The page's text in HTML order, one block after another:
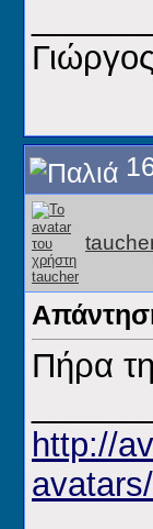
Πήρα
http://